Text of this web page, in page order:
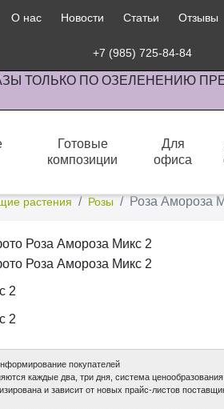
О нас Новости Статьи Отзывы
+7 (985) 725-84-84
ТОЛЬКО ПО ОЗЕЛЕНЕНИЮ
Готовые
композиции
Для
офиса
растения
Розы Роза Амороза
покупателей
каждые два, три дня, система
и зависит от новых прайс-листов